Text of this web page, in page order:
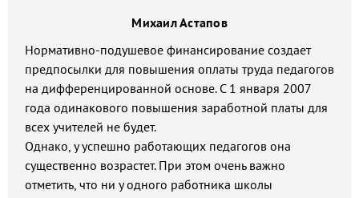
Михаил Астапов
Нормативно-подушевое финансирование создает
предпосылки для повышения оплаты труда педагогов
на дифференцированной основе. С 1 января 2007
года одинакового повышения заработной платы для
всех учителей не будет.
Однако, у успешно работающих педагогов она
существенно возрастет. При этом очень важно
отметить, что ни у одного работника школы